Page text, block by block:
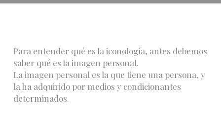
Para entender qué es la iconología, antes debemos
saber qué es la imagen personal.
La imagen personal es la que tiene una persona, y
la ha adquirido por medios y condicionantes
determinados.